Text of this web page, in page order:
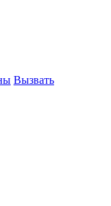
Вызвать